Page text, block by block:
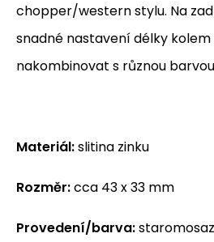
chopper/western stylu. Na
snadné nastavení délky
nakombinovat s různou
Materiál:slitina zinku
Rozměr:cca 43 x 33 mm
Provedení/barva: